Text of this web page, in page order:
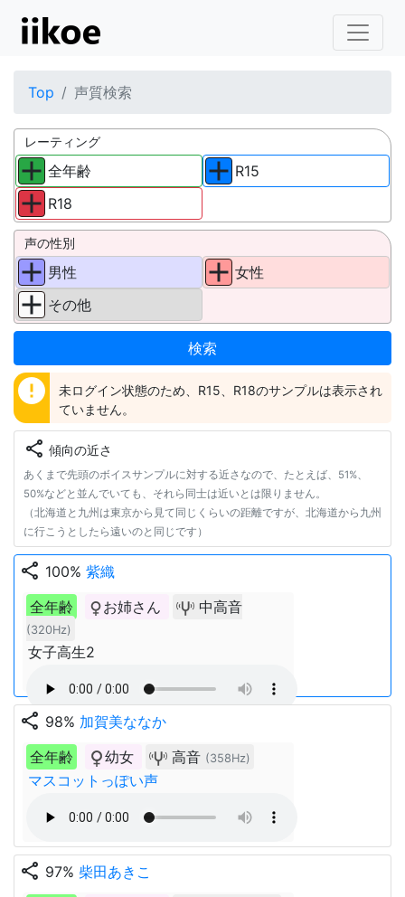
Top 声質検索
レーティング
全年齢
R18
R15
声の性別
男性
その他
女性
error
未ログイン状態のため、R15、R18のサンプルは表示され
ていません。
share 傾向の近さ
あくまで先頭のボイスサンプルに対する近さなので、たとえば、51%、
50%などと並んでいても、それら同士は近いとは限りません。
（北海道と九州は東京から見て同じくらいの距離ですが、北海道から九州
に行こうとしたら遠いのと同じです）
share 100% 紫織
全年齢
お姉さん 中高音
(320Hz)
女子高生2
share 98% 加賀美ななか
全年齢
幼女 高音 (358Hz)
マスコットっぽい声
share 97% 柴田あきこ